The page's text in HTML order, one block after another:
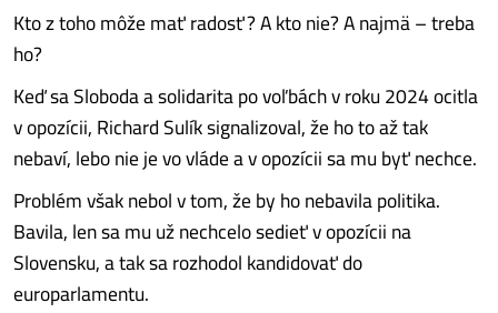
Kto z toho môže mať radosť? A kto nie? A najmä – treba
ho?
Keď sa Sloboda a solidarita po voľbách v roku 2024 ocitla
v opozícii, Richard Sulík signalizoval, že ho to až tak
nebaví, lebo nie je vo vláde a v opozícii sa mu byť nechce.
Problém však nebol v tom, že by ho nebavila politika.
Bavila, len sa mu už nechcelo sedieť v opozícii na
Slovensku, a tak sa rozhodol kandidovať do
europarlamentu.